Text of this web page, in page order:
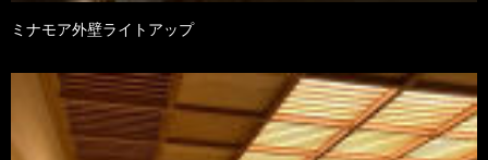
ミナモア外壁ライトアップ